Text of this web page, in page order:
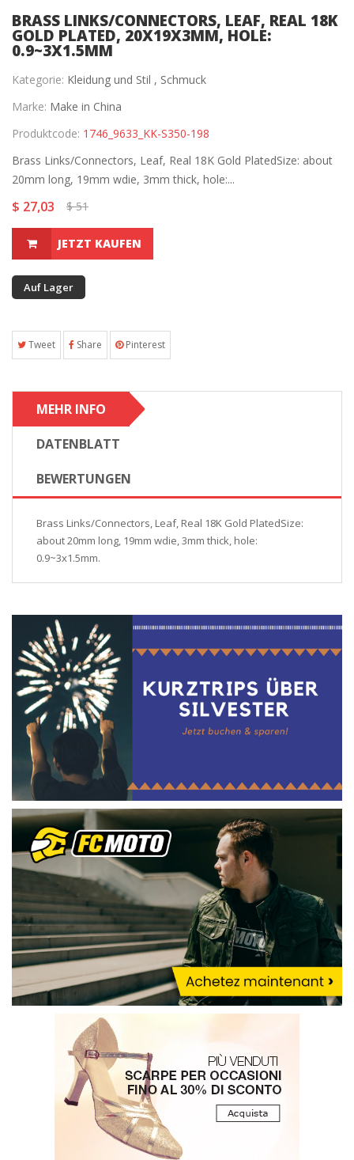
BRASS LINKS/CONNECTORS, LEAF, REAL 18K
GOLD PLATED, 20X19X3MM, HOLE:
0.9~3X1.5MM
Kategorie: Kleidung und Stil , Schmuck
Marke: Make in China
Produktcode: 1746_9633_KK-S350-198
Brass Links/Connectors, Leaf, Real 18K Gold PlatedSize: about
20mm long, 19mm wdie, 3mm thick, hole:...
$ 27,03 $ 51
JETZT KAUFEN
Auf Lager
Tweet Share Pinterest
MEHR INFO
DATENBLATT
BEWERTUNGEN
Brass Links/Connectors, Leaf, Real 18K Gold PlatedSize:
about 20mm long, 19mm wdie, 3mm thick, hole:
0.9~3x1.5mm.